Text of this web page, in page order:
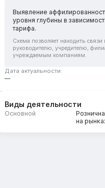
Выявление
уровня глубины в
тарифа.
Схема позволяет находить связи
руководителю, учредителю,
учреждаемым компаниям.
Дата актуальности:
—
Виды деятельности
Основной
на